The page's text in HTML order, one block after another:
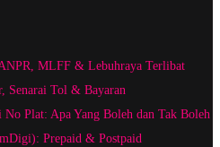
MLFF & Lebuhraya Terlibat
Senarai Tol & Bayaran
Plat: Apa Yang Boleh dan Tak Boleh
Prepaid & Postpaid